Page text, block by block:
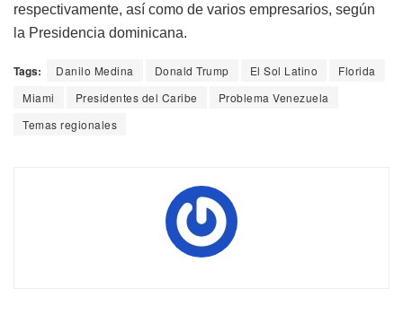
respectivamente, así como de varios empresarios, según
la Presidencia dominicana.
Tags: Danilo Medina Donald Trump El Sol Latino
Florida
Miami
Presidentes del Caribe
Problema Venezuela
Temas regionales